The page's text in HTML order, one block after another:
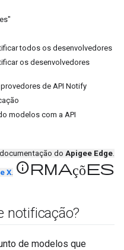
todos os desenvolvedores
os desenvolvedores
de API Notify
modelos com a API
do Apigee Edge.
X. informações
notificação?
de modelos que